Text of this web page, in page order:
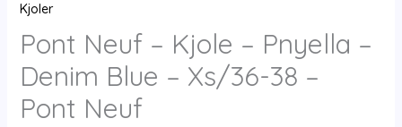
Kjoler
Pont Neuf – Kjole – Pnyella –
Denim Blue – Xs/36-38 –
Pont Neuf